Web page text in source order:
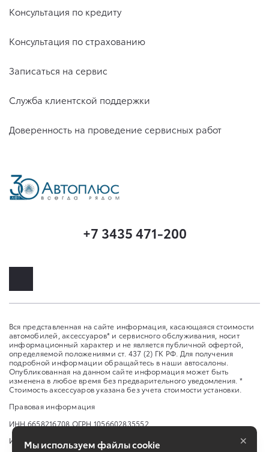
Консультация по кредиту
Консультация по страхованию
Записаться на сервис
Служба клиентской поддержки
Доверенность на проведение сервисных работ
+7 3435 471-200
Вся представленная на сайте информация, касающаяся стоимости
автомобилей, аксессуаров* и сервисного обслуживания, носит
информационный характер и не является публичной офертой,
определяемой положениями ст. 437 (2) ГК РФ. Для получения
подробной информации обращайтесь в наши автосалоны.
Опубликованная на данном сайте информация может быть
изменена в любое время без предварительного уведомления. *
Стоимость аксессуаров указана без учета стоимости установки.
Правовая информация
ИНН 6658216708 ОГРН 1056602835552
Изменить настройку cookies
Мы используем файлы cookie ×